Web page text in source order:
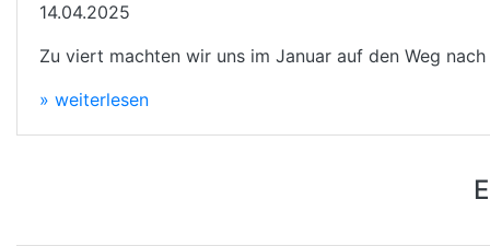
14.04.2025
Zu viert machten wir uns im Januar auf den Weg
» weiterlesen